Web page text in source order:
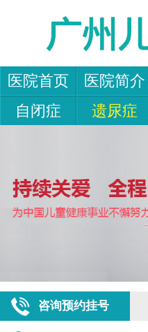
医院首页 医院简介
自闭症
遗尿症
咨询预约挂号